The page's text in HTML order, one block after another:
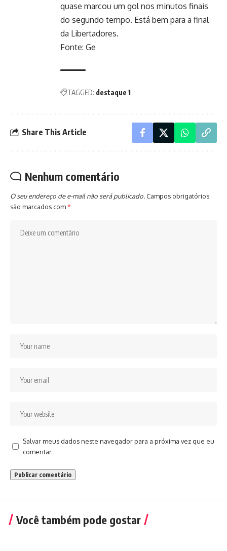
quase marcou um gol nos minutos finais
do segundo tempo. Está bem para a final
da Libertadores.
Fonte: Ge
TAGGED: destaque 1
Share This Article
Nenhum comentário
O seu endereço de e-mail não será publicado. Campos obrigatórios
são marcados com*
Salvar meus dados neste navegador para a próxima vez que eu
comentar.
Você também pode gostar